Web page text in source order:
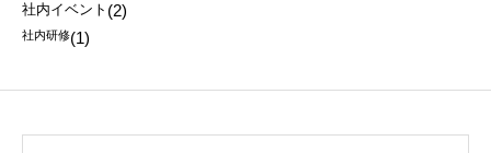
社内イベント (2)
社内研修(1)